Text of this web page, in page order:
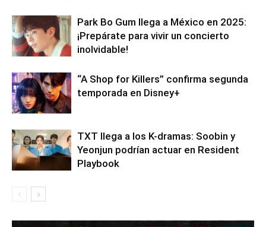
Park Bo Gum llega a México en 2025:
¡Prepárate para vivir un concierto
inolvidable!
“A Shop for Killers” confirma segunda
temporada en Disney+
TXT llega a los K-dramas: Soobin y
Yeonjun podrían actuar en Resident
Playbook